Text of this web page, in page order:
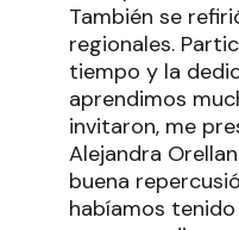
También se
regionales.
tiempo y la
aprendimos
invitaron, me
Alejandra
buena
habíamos